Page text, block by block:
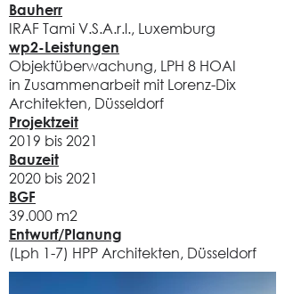
Bauherr
IRAF Tami V.S.A.r.l., Luxemburg
wp2-Leistungen
Objektüberwachung, LPH 8 HOAI
in Zusammenarbeit mit Lorenz-Dix
Architekten, Düsseldorf
Projektzeit
2019 bis 2021
Bauzeit
2020 bis 2021
BGF
39.000 m2
Entwurf/Planung
(Lph 1-7) HPP Architekten, Düsseldorf